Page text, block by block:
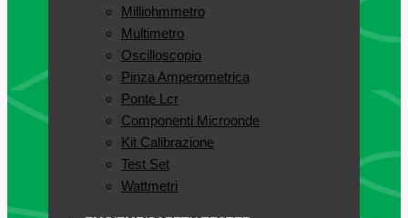
Milliohmmetro
Multimetro
Oscilloscopio
Pinza Amperometrica
Ponte Lcr
Componenti Microonde
Kit Calibrazione
Test Set
Wattmetri